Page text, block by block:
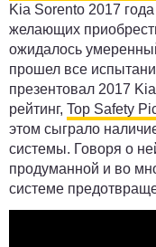
Kia Sorento 2017 года
желающих
ожидалось
прошел все
презентовал 2017
рейтинг, Top Safety
этом сыграло
системы. Говоря о
продуманной и во
системе